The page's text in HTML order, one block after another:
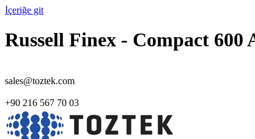
İçeriğe git
Russell Finex - Compact
sales@toztek.com
+90 216 567 70 03